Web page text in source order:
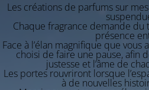
Les créations de parfums sur
Chaque fragrance demande du
présence
Face à l’élan magnifique que vous
choisi de faire une pause, afin
justesse et l’âme de
Les portes rouvriront lorsque
à de nouvelles